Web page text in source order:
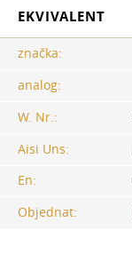
EKVIVALENT
značka:
analog:
W. Nr.:
Aisi Uns:
En:
Objednat: